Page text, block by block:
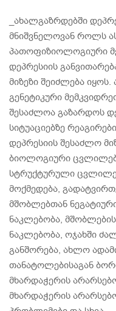
_ახალგაზრდებში
მნიშვნელოვან როლს
პათოფიზიოლოგიური
დეპრესიის
მიზეზი შეიძლება იყოს.
გენეტიკური
შესაძლოა გაზარდოს
სიტუაციებზე
დეპრესიის შესაძლო
ბიოლოგიური
სტრუქტურული
მოქმედება,
მშობლებთან
ნაკლებობა,
ნაკლებობა, ოჯახში
განშორება, ახლო
თანატოლებისაგან
მხარდაჭერის
მხარდაჭერის